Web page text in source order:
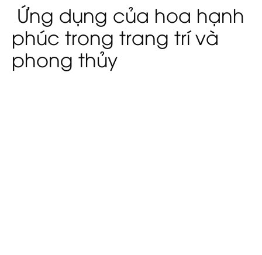
Ứng dụng của hoa hạnh
phúc trong trang trí và
phong thủy